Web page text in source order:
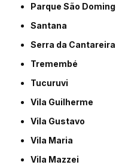
Parque São
Santana
Serra da Cantareira
Tremembé
Tucuruvi
Vila Guilherme
Vila Gustavo
Vila Maria
Vila Mazzei